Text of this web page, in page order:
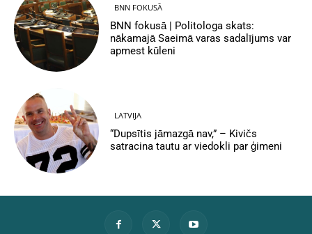
BNN FOKUSĀ
BNN fokusā | Politologa skats:
nākamajā Saeimā varas sadalījums var
apmest kūleni
LATVIJA
“Dupsītis jāmazgā nav,” – Kivičs
satracina tautu ar viedokli par ģimeni